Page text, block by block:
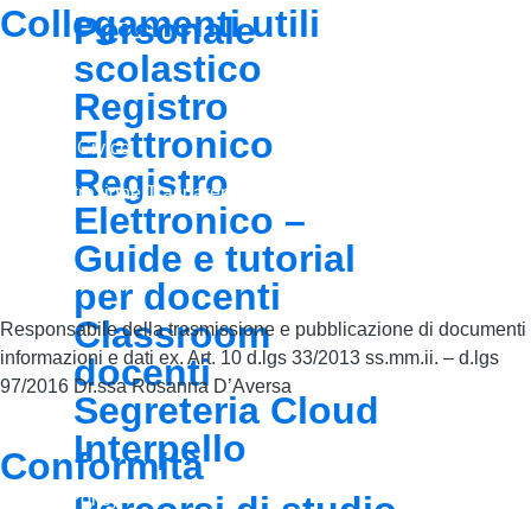
Personale
scolastico
Registro
Elettronico
Registro
Elettronico –
Guide e tutorial
per docenti
Classroom
docenti
Segreteria Cloud
Interpello
Collegamenti utili
Accesso Civico
Amministrazione Trasparente
Albo Online
Responsabile della trasmissione e pubblicazione di documenti
informazioni e dati ex. Art. 10 d.lgs 33/2013 ss.mm.ii. – d.lgs
97/2016 Dr.ssa Rosanna D’Aversa
Conformità
Privacy Policy